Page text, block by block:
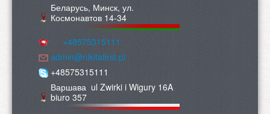
Беларусь, Минск, ул.
Космонавтов 14-34
+48575315111
admin@nikitafirst.pl
+48575315111
Варшава ul Zwirki i Wigury 16A
biuro 357